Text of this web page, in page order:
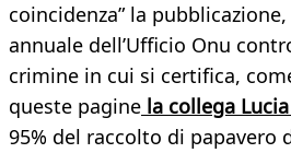
coincidenza” la
annuale dell’Ufficio Onu
crimine in cui si certifica,
queste pagine la collega
95% del raccolto di papavero